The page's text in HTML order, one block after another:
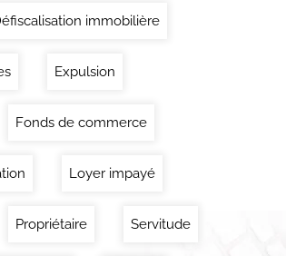
immobilière
Expulsion
Fonds de commerce
Loyer impayé
Propriétaire Servitude